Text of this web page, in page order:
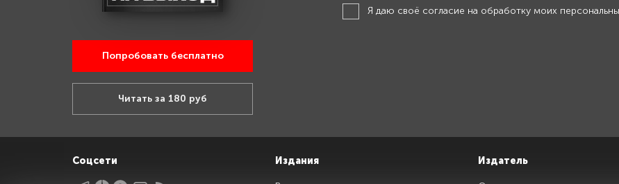
Попробовать бесплатно
Читать за 180 руб
Я даю своё согласие на обработку моих
Соцсети Издания Издатель